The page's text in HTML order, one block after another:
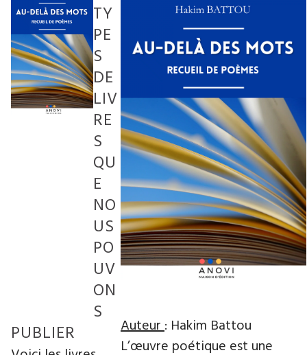
Auteur: Hakim Battou
L’œuvre poétique est une
TY
PE
S
DE
LIV
RE
S
QU
E
NO
US
PO
UV
ON
S
PUBLIER